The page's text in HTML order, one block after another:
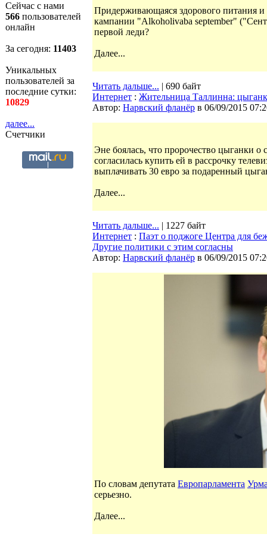
Сейчас с нами
566 пользователей
онлайн
За сегодня: 11403
Уникальных
пользователей за
последние сутки:
10829
далее...
Счетчики
Придерживающаяся здорового питания
кампании "Alkoholivaba september"
первой леди?
Далее...
Читать дальше... | 690 байт
Интернет : Жительница Таллинна:
Автор: Нарвский фланёр в 06/09/2015
Эне боялась, что пророчество цыганки
согласилась купить ей в рассрочку
выплачивать 30 евро за подаренный
Далее...
Читать дальше... | 1227 байт
Интернет : Паэт о поджоге Центра для
Другие политики с этим согласны
Автор: Нарвский фланёр в 06/09/2015
По словам депутата Европарламента
серьезно.
Далее...